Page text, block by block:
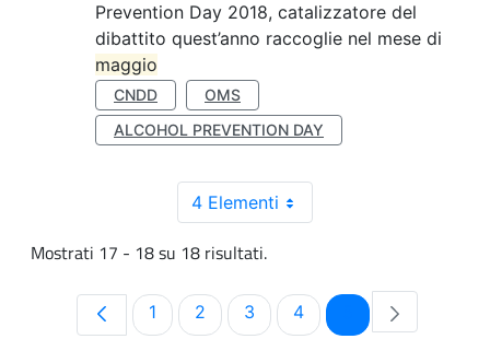
Prevention Day 2018, catalizzatore del
dibattito quest’anno raccoglie nel mese di
maggio
CNDD
OMS
ALCOHOL PREVENTION DAY
4 Elementi
Mostrati 17 - 18 su 18 risultati.
Pagina
1 Pagina
2 Pagina
3 Pagina
4 Pagina